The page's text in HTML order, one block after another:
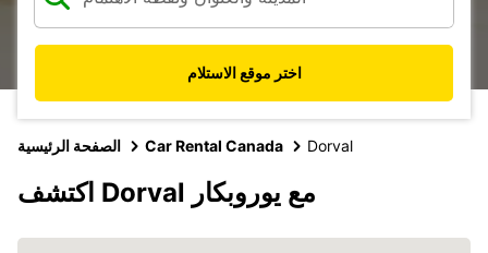
اختر موقع الاستلام
الصفحة الرئيسية Car Rental Canada Dorval
اكتشف Dorval مع يوروبكار